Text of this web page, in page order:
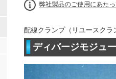
弊社製品のご使用にあた
配線クランプ（リユースクラ
ディバージモジュ